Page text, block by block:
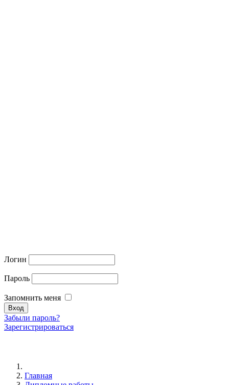
Логин
Пароль
Запомнить меня
Забыли пароль?
Зарегистрироваться
Главная